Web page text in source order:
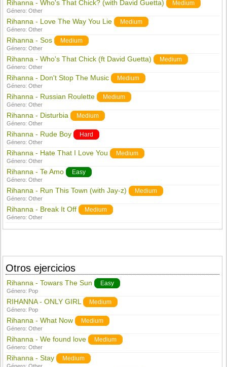
Rihanna - Who's That Chick? (with David Guetta) Medium
Género:Other
Rihanna - Love The Way You Lie Medium
Género:Other
Rihanna - Sos Medium
Género:Other
Rihanna - Who's That Chick (ft David Guetta) Medium
Género:Other
Rihanna - Don't Stop The Music Medium
Género:Other
Rihanna - Russian Roulette Medium
Género:Other
Rihanna - Disturbia Medium
Género:Other
Rihanna - Rude Boy Hard
Género:Other
Rihanna - Hate That I Love You Medium
Género:Other
Rihanna - Te Amo Easy
Género:Other
Rihanna - Run This Town (with Jay-z) Medium
Género:Other
Rihanna - Break It Off Medium
Género:Other
Otros ejercicios
Rihanna - Towars The Sun Easy
Género: Pop
RIHANNA - ONLY GIRL Medium
Género: Pop
Rihanna - What Now Medium
Género:Other
Rihanna - We found love Medium
Género:Other
Rihanna - Stay Medium